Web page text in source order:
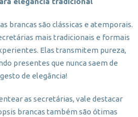
brancas são clássicas e atemporais.
mais tradicionais e formais
Elas transmitem pureza,
presentes que nunca saem de
de elegância!
as secretárias, vale destacar
brancas também são ótimas